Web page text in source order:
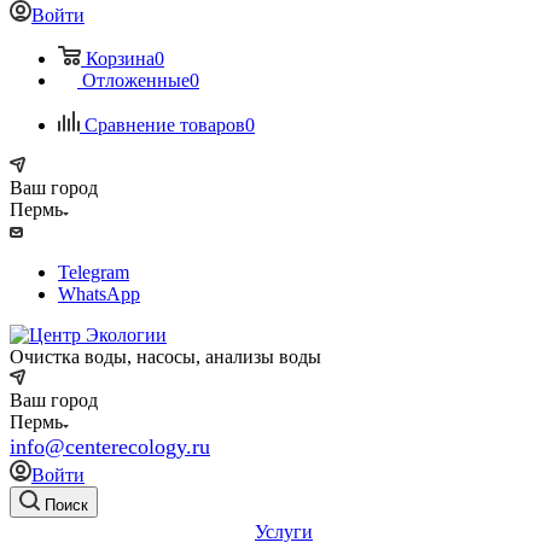
Войти
Корзина0
Отложенные0
Сравнение товаров0
Ваш город
Пермь
Telegram
WhatsApp
Очистка воды, насосы, анализы воды
Ваш город
Пермь
info@centerecology.ru
Войти
Поиск
Услуги